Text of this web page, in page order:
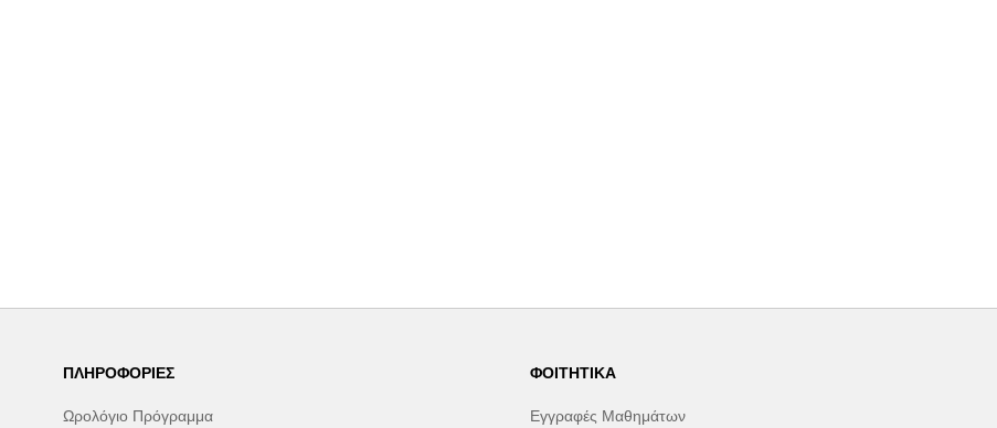
ΠΛΗΡΟΦΟΡΊΕΣ
Ωρολόγιο Πρόγραμμα
ΦΟΙΤΗΤΙΚΆ
Εγγραφές Μαθημάτων